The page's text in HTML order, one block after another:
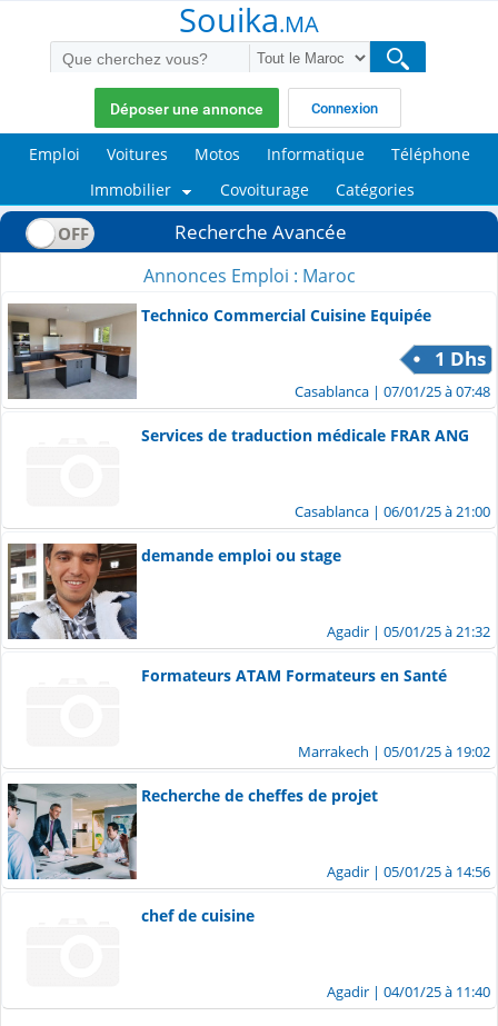
Souika.MA
Déposer une annonce Connexion
Emploi Voitures Motos Informatique
Téléphone
Immobilier
Covoiturage Catégories
Recherche Avancée
Annonces Emploi : Maroc
Technico Commercial Cuisine Equipée
1 Dhs
Casablanca | 07/01/25 à 07:48
Services de traduction médicale FRAR ANG
Casablanca | 06/01/25 à 21:00
demande emploi ou stage
Agadir | 05/01/25 à 21:32
Formateurs ATAM Formateurs en Santé
Marrakech | 05/01/25 à 19:02
Recherche de cheffes de projet
Agadir | 05/01/25 à 14:56
chef de cuisine
Agadir | 04/01/25 à 11:40